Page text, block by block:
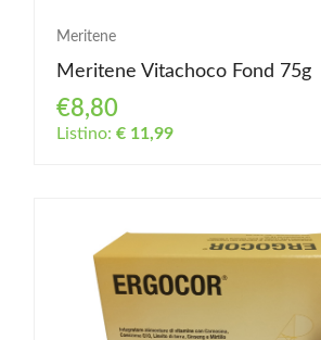
Meritene
Meritene Vitachoco Fond 75g
€8,80
Listino: € 11,99